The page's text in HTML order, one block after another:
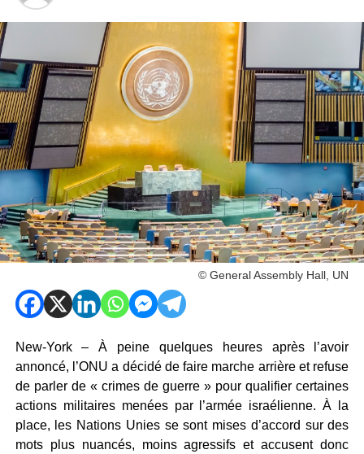
© General Assembly Hall, UN
New-York – À peine quelques heures après l’avoir
annoncé, l’ONU a décidé de faire marche arrière et refuse
de parler de « crimes de guerre » pour qualifier certaines
actions militaires menées par l’armée israélienne. À la
place, les Nations Unies se sont mises d’accord sur des
mots plus nuancés, moins agressifs et accusent donc